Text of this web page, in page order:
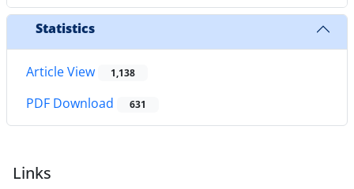
Statistics
Article View 1,138
PDF Download 631
Links